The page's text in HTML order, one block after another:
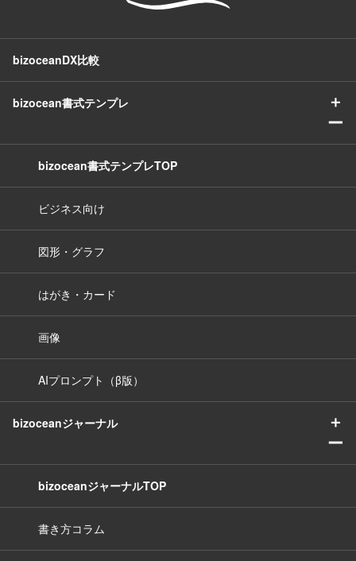
bizoceanDX比較
bizocean書式テンプレ
＋
ー
bizocean書式テンプレTOP
ビジネス向け
図形・グラフ
はがき・カード
画像
AIプロンプト（β版）
bizoceanジャーナル
＋
ー
bizoceanジャーナルTOP
書き方コラム